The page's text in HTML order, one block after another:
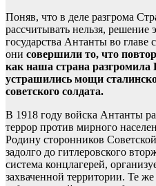
Поняв, что в деле разгрома
рассчитывать нельзя, решение
государства Антанты во
они совершили то, что
как наша страна разгромила
устрашились мощи
советского солдата.
В 1918 году войска Антанты
террор против мирного
Родину сторонников
задолго до гитлеровского
система концлагерей,
захваченной территории. Те